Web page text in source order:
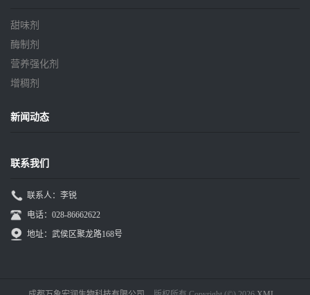
甜味剂
酶制剂
营养强化剂
增稠剂
新闻动态
联系我们
联系人：李锐
电话：028-86662622
地址：武侯区聚龙路168号